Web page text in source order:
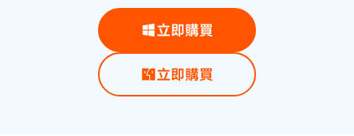
立即購買
立即購買